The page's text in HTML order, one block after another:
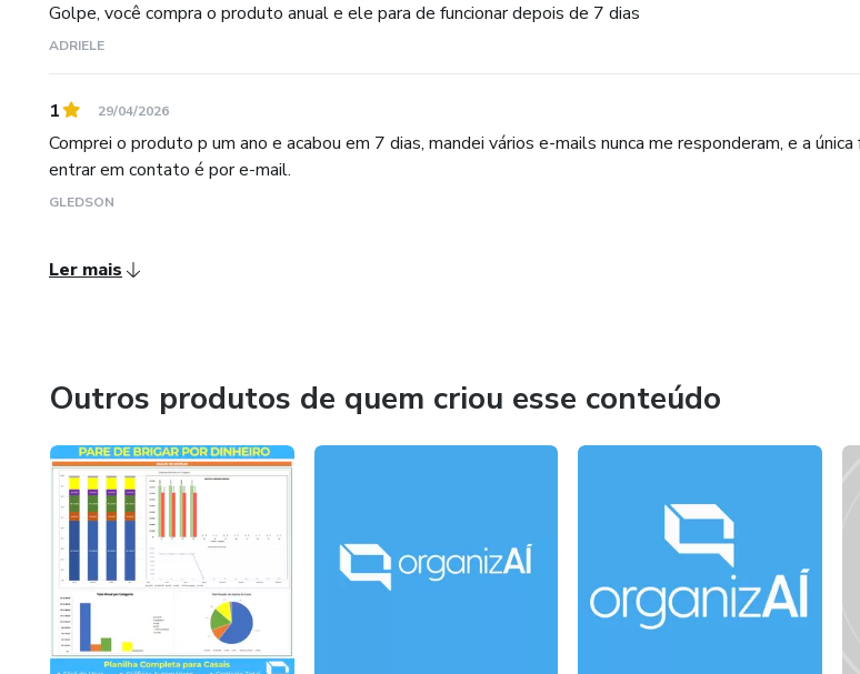
Golpe, você compra o produto anual e ele para de funcionar depois de 7 dias
ADRIELE
1 29/04/2026
Comprei o produto p um ano e acabou em 7 dias, mandei vários e-mails nunca me responderam, e a única
entrar em contato é por e-mail.
GLEDSON
Ler mais
Outros produtos de quem criou esse conteúdo